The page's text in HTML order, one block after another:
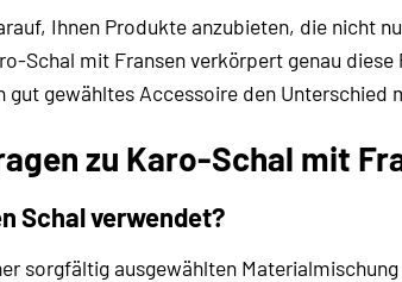
Ihnen Produkte anzubieten, die nicht
Schal mit Fransen verkörpert genau
gut gewähltes Accessoire den Unterschied
zu Karo-Schal mit
Schal verwendet?
sorgfältig ausgewählten